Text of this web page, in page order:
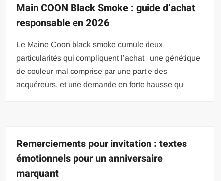
Main COON Black Smoke : guide d’achat
responsable en 2026
Le Maine Coon black smoke cumule deux
particularités qui compliquent l’achat : une génétique
de couleur mal comprise par une partie des
acquéreurs, et une demande en forte hausse qui
Remerciements pour invitation : textes
émotionnels pour un anniversaire
marquant